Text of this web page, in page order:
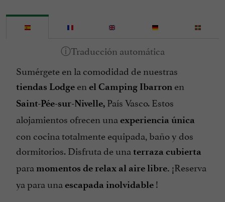
Internet : WIFI
Juegos para niños
Microondas
Orillas de Lago / Río
Parking
Ping pong
Piscina
Sala de Juegos
Se habla Español
Sumérgete en la comodidad de nuestras
tiendas Lodge en el Camping Ibarron en
Saint-Pée-sur-Nivelle, País Vasco. Estos
alojamientos ofrecen una experiencia única
con cocina totalmente equipada, baño y dos
dormitorios. Disfruta de una terraza cubierta
para momentos de relax al aire libre. ¡Reserva
ya para una escapada inolvidable !